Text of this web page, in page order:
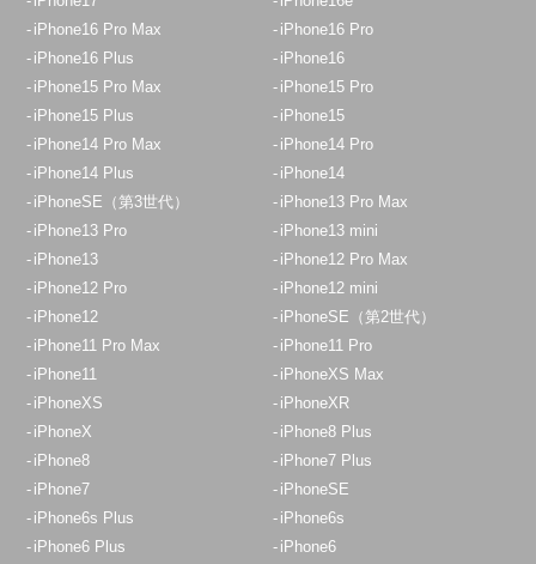
iPhone16 Pro Max
iPhone16 Pro
iPhone16 Plus
iPhone16
iPhone15 Pro Max
iPhone15 Pro
iPhone15 Plus
iPhone15
iPhone14 Pro Max
iPhone14 Pro
iPhone14 Plus
iPhone14
iPhoneSE（第3世代）
iPhone13 Pro Max
iPhone13 Pro
iPhone13 mini
iPhone13
iPhone12 Pro Max
iPhone12 Pro
iPhone12 mini
iPhone12
iPhoneSE（第2世代）
iPhone11 Pro Max
iPhone11 Pro
iPhone11
iPhoneXS Max
iPhoneXS
iPhoneXR
iPhoneX
iPhone8 Plus
iPhone8
iPhone7 Plus
iPhone7
iPhoneSE
iPhone6s Plus
iPhone6s
iPhone6 Plus
iPhone6